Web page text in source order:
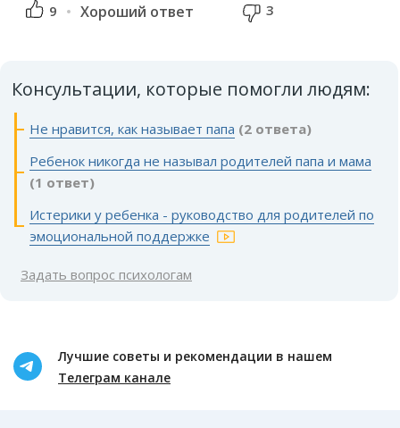
9 Хороший ответ 3
Консультации, которые помогли людям:
Не нравится, как называет папа (2 ответа)
Ребенок никогда не называл родителей папа и мама
(1 ответ)
Истерики у ребенка - руководство для родителей по
эмоциональной поддержке
Задать вопрос психологам
Лучшие советы и рекомендации в нашем
Телеграм канале